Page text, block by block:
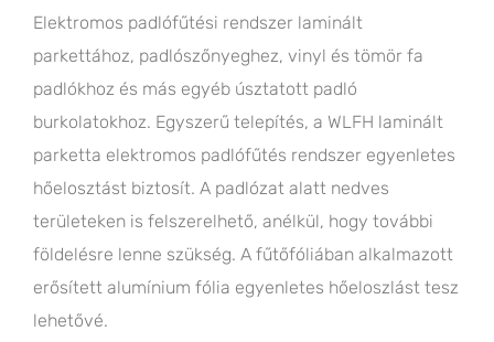
Elektromos padlófűtési rendszer laminált
parkettához, padlószőnyeghez, vinyl és tömör fa
padlókhoz és más egyéb úsztatott padló
burkolatokhoz. Egyszerű telepítés, a WLFH laminált
parketta elektromos padlófűtés rendszer egyenletes
hőelosztást biztosít. A padlózat alatt nedves
területeken is felszerelhető, anélkül, hogy további
földelésre lenne szükség. A fűtőfóliában alkalmazott
erősített alumínium fólia egyenletes hőeloszlást tesz
lehetővé.